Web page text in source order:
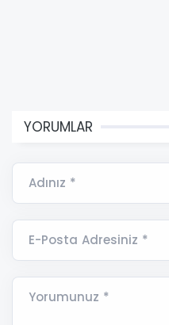
YORUMLAR
Adınız *
E-Posta Adresiniz *
Yorumunuz *